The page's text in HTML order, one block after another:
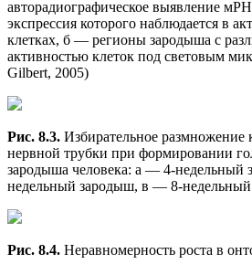
авторадиографическое выявление
экспрессия которого наблюдается в
клетках, б — регионы зародыша с
активностью клеток под световым
Gilbert, 2005)
Рис. 8.3. Избирательное размножение
нервной трубки при формировании
зародыша человека: а — 4-
недельный зародыш, в — 8-
Рис. 8.4. Неравномерность роста в